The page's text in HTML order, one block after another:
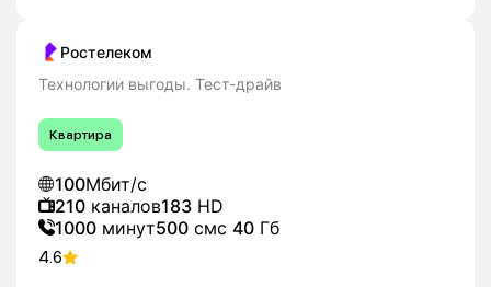
Ростелеком
Технологии выгоды. Тест-драйв
Квартира
100Мбит/с
210 каналов183 HD
1000 минут500 смс 40 Гб
4.6